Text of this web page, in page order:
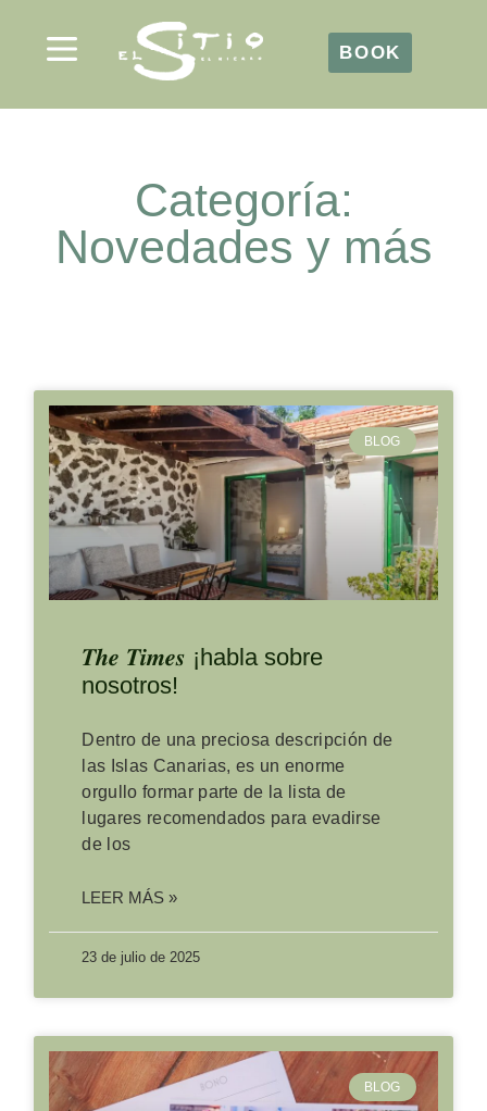
BOOKBOOK
Categoría:
Novedades y más
BLOG
𝑻𝒉𝒆 𝑻𝒊𝒎𝒆𝒔 ¡habla sobre
nosotros!
Dentro de una preciosa descripción de
las Islas Canarias, es un enorme
orgullo formar parte de la lista de
lugares recomendados para evadirse
de los
LEER MÁS »
23 de julio de 2025
BLOG